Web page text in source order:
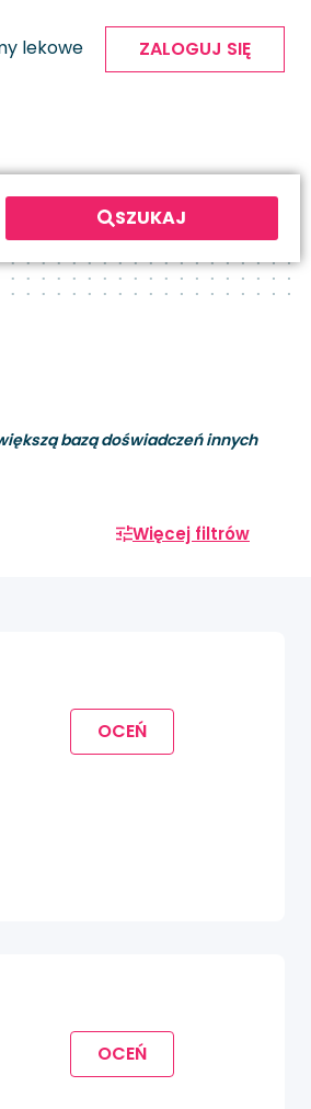
lekowe ZALOGUJ SIĘ
SZUKAJ
bazą doświadczeń innych
Więcej filtrów
OCEŃ
OCEŃ